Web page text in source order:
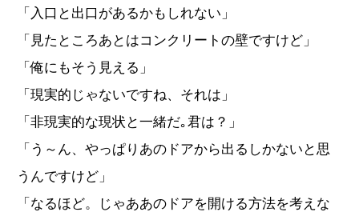
「入口と出口があるかもしれない」
「見たところあとはコンクリートの壁ですけど」
「俺にもそう見える」
「現実的じゃないですね、それは」
「非現実的な現状と一緒だ｡君は？」
「う～ん、やっぱりあのドアから出るしかないと思
うんですけど」
「なるほど。じゃああのドアを開ける方法を考えな